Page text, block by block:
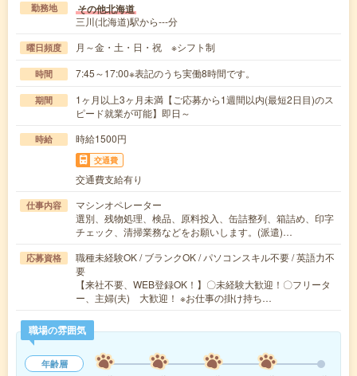
勤務地 その他北海道
三川(北海道)駅から---分
曜日頻度 月～金・土・日・祝 ※シフト制
時間 7:45～17:00※表記のうち実働8時間です。
期間
1ヶ月以上3ヶ月未満【ご応募から1週間以内(最短2日目)のス
ピード就業が可能】即日～
時給 時給1500円
交通費
交通費支給有り
仕事内容
マシンオペレーター
選別、残物処理、検品、原料投入、缶詰整列、箱詰め、印字
チェック、清掃業務などをお願いします。(派遣)…
応募資格
職種未経験OK / ブランクOK / パソコンスキル不要 / 英語力不
要
【来社不要、WEB登録OK！】〇未経験大歓迎！〇フリータ
ー、主婦(夫) 大歓迎！ ※お仕事の掛け持ち…
職場の雰囲気
年齢層